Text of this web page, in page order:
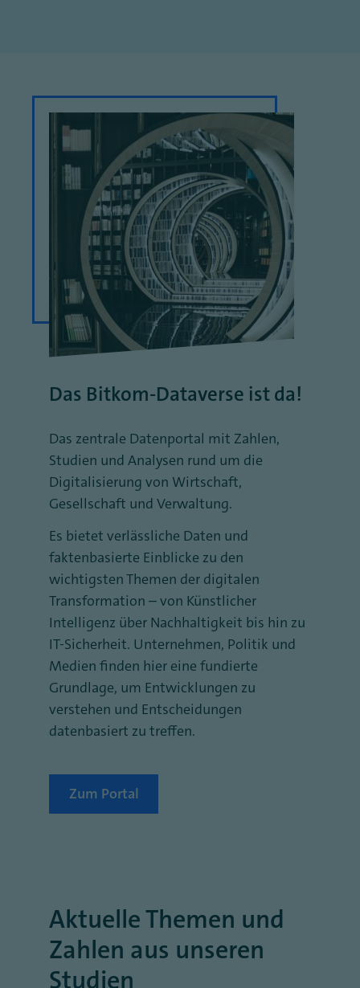
Das Bitkom-Dataverse ist da!
Das zentrale Datenportal mit Zahlen,
Studien und Analysen rund um die
Digitalisierung von Wirtschaft,
Gesellschaft und Verwaltung.
Es bietet verlässliche Daten und
faktenbasierte Einblicke zu den
wichtigsten Themen der digitalen
Transformation – von Künstlicher
Intelligenz über Nachhaltigkeit bis hin zu
IT-Sicherheit. Unternehmen, Politik und
Medien finden hier eine fundierte
Grundlage, um Entwicklungen zu
verstehen und Entscheidungen
datenbasiert zu treffen.
Zum Portal
Aktuelle Themen und
Zahlen aus unseren
Studien